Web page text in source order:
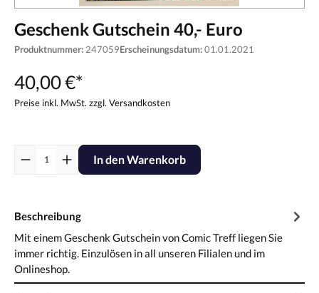
Geschenk Gutschein 40,- Euro
Produktnummer: 247059Erscheinungsdatum:01.01.2021
40,00 €*
Preise inkl. MwSt. zzgl. Versandkosten
In den Warenkorb
Beschreibung
Mit einem Geschenk Gutschein von Comic Treff liegen Sie
immer richtig. Einzulösen in all unseren Filialen und im
Onlineshop.